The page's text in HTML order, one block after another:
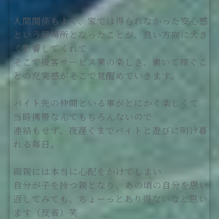
人間関係もよく、家では得られなかった安心感
という居場所となったことが、良い方向に大き
く影響してくれて
そこで接客サービス業の楽しさ、働いて稼ぐこ
との充実感がそこで覚醒めていきます。
バイト先の仲間といる事がとにかく楽しくて
当時携帯なんてもちろんないので
連絡もせず、夜遅くまでバイトと遊びに明け暮
れる毎日。
両親には本当に心配をかけてしまい
自分が子を持つ親となり、あの頃の自分を思い
返してみても、ちょーっとあり得ないなと思い
ます（反省）笑